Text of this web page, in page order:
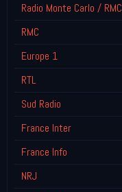
Radio Monte Carlo / RMC
RMC
Europe 1
RTL
Sud Radio
France Inter
France Info
NRJ